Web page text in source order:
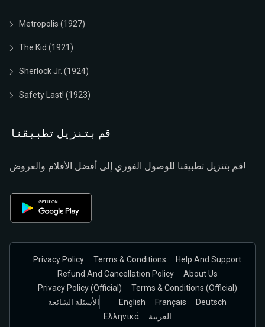
Metropolis (1927)
The Kid (1921)
Sherlock Jr. (1924)
Safety Last! (1923)
قم بتنزيل تطبيقنا
قم بتنزيل تطبيقنا للوصول الفوري إلى أفضل الأفلام والعروض!
Privacy Policy Terms & Conditions
Help And Support
Refund And Cancellation Policy
About Us
Privacy Policy (official)
Terms & Conditions (Official)
الأسئلة الشائعة
English Français
Deutsch
Ελληνικά
العربية